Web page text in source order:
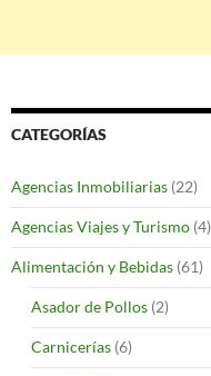
CATEGORÍAS
Agencias Inmobiliarias (22)
Agencias Viajes y Turismo (4)
Alimentación y Bebidas (61)
Asador de Pollos (2)
Carnicerías (6)